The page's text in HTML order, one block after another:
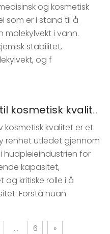
og kosmetisk
som er i stand til å
molekylvekt i vann.
stabilitet,
og f
Den ultimate guiden til kosmetisk kvalitet natriumhyaluronatpulver for hudpleie
kvalitet er et
renhet utledet gjennom
hudpleieindustrien for
kapasitet,
kritiske rolle i å
Forstå nuan
... 6 »